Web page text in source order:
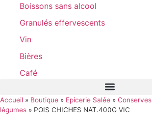
Boissons sans alcool
Granulés effervescents
Vin
Bières
Café
Accueil » Boutique » Epicerie Salée » Conserves
légumes » POIS CHICHES NAT.400G VIC